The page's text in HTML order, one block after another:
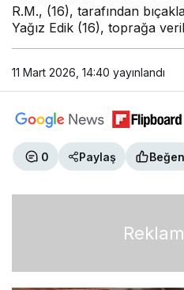
R.M., (16), tarafından
Yağız Edik (16), toprağa
11 Mart 2026, 14:40 yayınlandı
0 Paylaş Beğen